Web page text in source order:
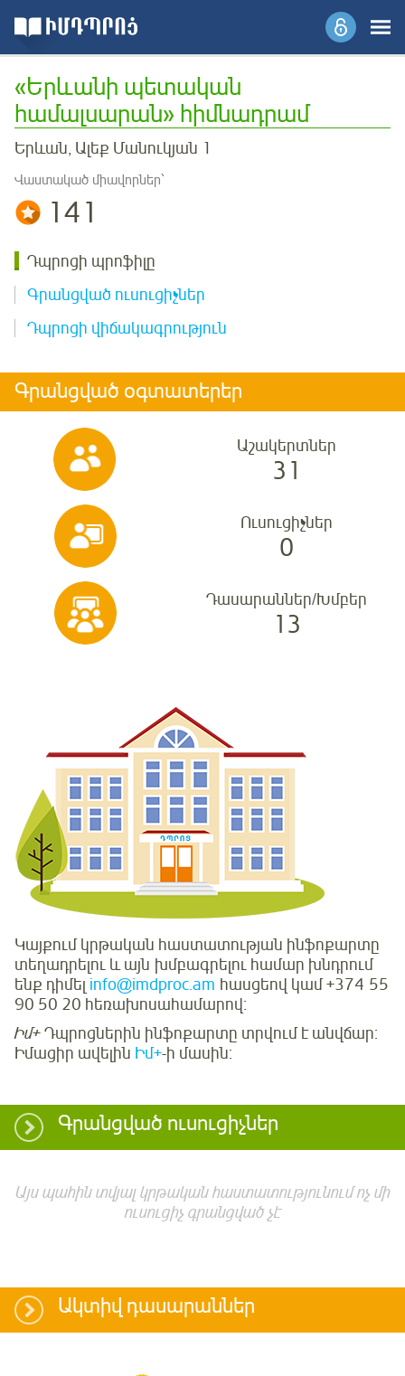
«Երևանի պետական
համալսարան» հիմնադրամ
Երևան, Ալեք Մանուկյան 1
Վաստակած միավորներ՝
141
Դպրոցի պրոֆիլը
Գրանցված ուսուցիչներ
Դպրոցի վիճակագրություն
Գրանցված օգտատերեր
Աշակերտներ
31
Ուսուցիչներ
0
Դասարաններ/Խմբեր
13
Կայքում կրթական հաստատության ինֆոքարտը
տեղադրելու և այն խմբագրելու համար խնդրում
ենք դիմել info@imdproc.am հասցեով կամ +374 55
90 50 20 հեռախոսահամարով:
Իմ+Դպրոցներին ինֆոքարտը տրվում է անվճար:
Իմացիր ավելին Իմ+-ի մասին:
Գրանցված ուսուցիչներ
Այս պահին տվյալ կրթական հաստատությունում ոչ մի
ուսուցիչ գրանցված չէ
Ակտիվ դասարաններ